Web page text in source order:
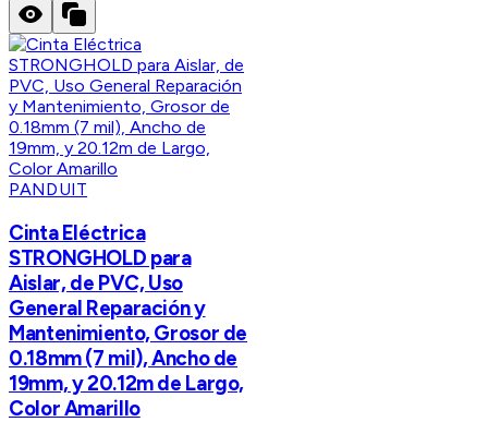
PANDUIT
Cinta Eléctrica
STRONGHOLD para
Aislar, de PVC, Uso
General Reparación y
Mantenimiento, Grosor de
0.18mm (7 mil), Ancho de
19mm, y 20.12m de Largo,
Color Amarillo